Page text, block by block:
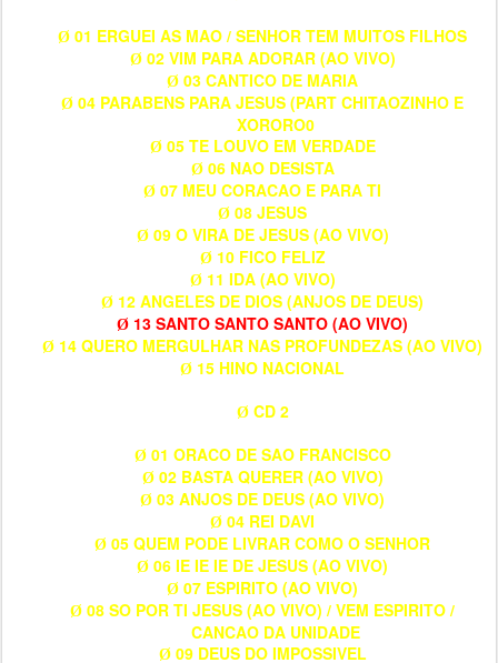
Ø 01 ERGUEI AS MAO / SENHOR TEM MUITOS FILHOS
Ø 02 VIM PARA ADORAR (AO VIVO)
Ø 03 CANTICO DE MARIA
Ø 04 PARABENS PARA JESUS (PART CHITAOZINHO E
XORORO0
Ø 05 TE LOUVO EM VERDADE
Ø 06 NAO DESISTA
Ø 07 MEU CORACAO E PARA TI
Ø 08 JESUS
Ø 09 O VIRA DE JESUS (AO VIVO)
Ø 10 FICO FELIZ
Ø 11 IDA (AO VIVO)
Ø 12 ANGELES DE DIOS (ANJOS DE DEUS)
Ø 13 SANTO SANTO SANTO (AO VIVO)
Ø 14 QUERO MERGULHAR NAS PROFUNDEZAS (AO VIVO)
Ø 15 HINO NACIONAL
Ø CD 2
Ø 01 ORACO DE SAO FRANCISCO
Ø 02 BASTA QUERER (AO VIVO)
Ø 03 ANJOS DE DEUS (AO VIVO)
Ø 04 REI DAVI
Ø 05 QUEM PODE LIVRAR COMO O SENHOR
Ø 06 IE IE IE DE JESUS (AO VIVO)
Ø 07 ESPIRITO (AO VIVO)
Ø 08 SO POR TI JESUS (AO VIVO) / VEM ESPIRITO /
CANCAO DA UNIDADE
Ø 09 DEUS DO IMPOSSIVEL